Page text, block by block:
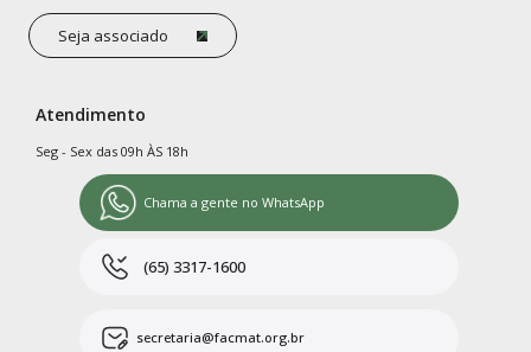
Seja associado
Atendimento
Seg - Sex das 09h ÀS 18h
Chama a gente no WhatsApp
(65) 3317-1600
secretaria@facmat.org.br